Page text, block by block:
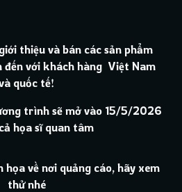
thiệu và bán các sản phẩm
đến với khách hàng Việt Nam
quốc tế!
trình sẽ mở vào 15/5/2026
họa sĩ quan tâm
họa về nơi quảng cáo, hãy xem
thử nhé